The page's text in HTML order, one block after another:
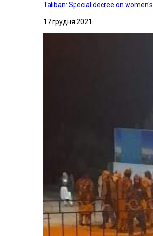
Taliban: Special decree on
17 грудня 2021